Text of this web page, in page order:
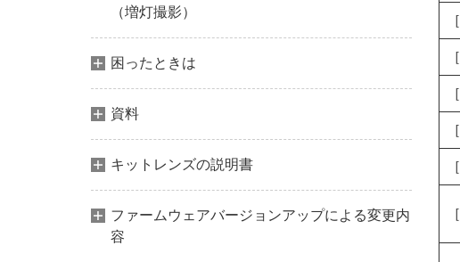
（増灯撮影）
困ったときは
資料
キットレンズの説明書
ファームウェアバージョンアップによる変更内
容
［
［
［
［
［
［